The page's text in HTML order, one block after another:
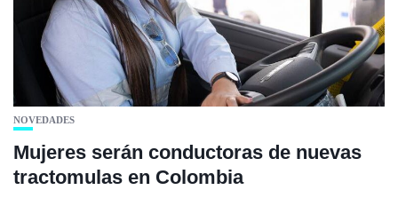
NOVEDADES
Mujeres serán conductoras de nuevas
tractomulas en Colombia